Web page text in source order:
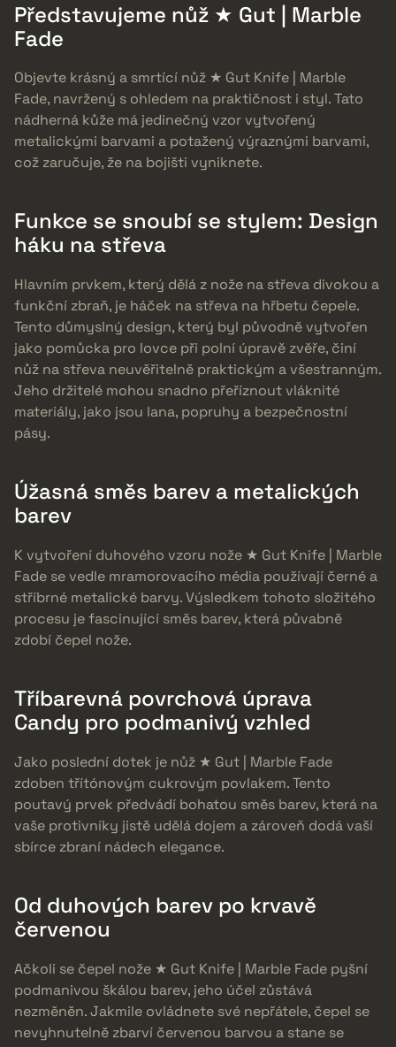
Představujeme nůž ★ Gut | Marble
Fade
Objevte krásný a smrtící nůž ★ Gut Knife | Marble
Fade, navržený s ohledem na praktičnost i styl. Tato
nádherná kůže má jedinečný vzor vytvořený
metalickými barvami a potažený výraznými barvami,
což zaručuje, že na bojišti vyniknete.
Funkce se snoubí se stylem: Design
háku na střeva
Hlavním prvkem, který dělá z nože na střeva divokou a
funkční zbraň, je háček na střeva na hřbetu čepele.
Tento důmyslný design, který byl původně vytvořen
jako pomůcka pro lovce při polní úpravě zvěře, činí
nůž na střeva neuvěřitelně praktickým a všestranným.
Jeho držitelé mohou snadno přeříznout vláknité
materiály, jako jsou lana, popruhy a bezpečnostní
pásy.
Úžasná směs barev a metalických
barev
K vytvoření duhového vzoru nože ★ Gut Knife | Marble
Fade se vedle mramorovacího média používají černé a
stříbrné metalické barvy. Výsledkem tohoto složitého
procesu je fascinující směs barev, která půvabně
zdobí čepel nože.
Tříbarevná povrchová úprava
Candy pro podmanivý vzhled
Jako poslední dotek je nůž ★ Gut | Marble Fade
zdoben třítónovým cukrovým povlakem. Tento
poutavý prvek předvádí bohatou směs barev, která na
vaše protivníky jistě udělá dojem a zároveň dodá vaší
sbírce zbraní nádech elegance.
Od duhových barev po krvavě
červenou
Ačkoli se čepel nože ★ Gut Knife | Marble Fade pyšní
podmanivou škálou barev, jeho účel zůstává
nezměněn. Jakmile ovládnete své nepřátele, čepel se
nevyhnutelně zbarví červenou barvou a stane se